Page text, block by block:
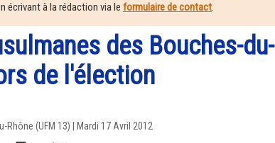
écrivant à la rédaction via le formulaire de contact.
des Bouches-du-
de l'élection
(UFM 13) | Mardi 17 Avril 2012